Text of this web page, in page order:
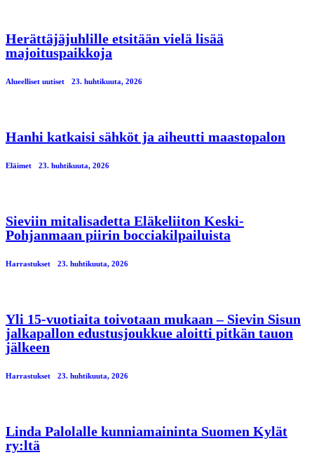
Herättäjäjuhlille etsitään vielä lisää
majoituspaikkoja
Alueelliset uutiset 23. huhtikuuta, 2026
Hanhi katkaisi sähköt ja aiheutti maastopalon
Eläimet 23. huhtikuuta, 2026
Sieviin mitalisadetta Eläkeliiton Keski-
Pohjanmaan piirin bocciakilpailuista
Harrastukset 23. huhtikuuta, 2026
Yli 15-vuotiaita toivotaan mukaan – Sievin Sisun
jalkapallon edustusjoukkue aloitti pitkän tauon
jälkeen
Harrastukset 23. huhtikuuta, 2026
Linda Palolalle kunniamaininta Suomen Kylät
ry:ltä